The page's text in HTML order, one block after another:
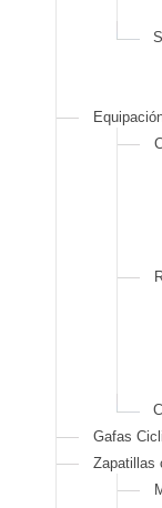
Gafas
Zapatillas